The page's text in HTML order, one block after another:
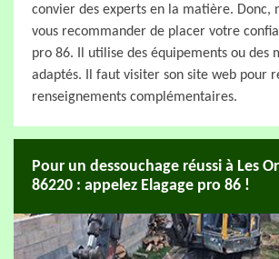
convier des experts en la matière. Donc,
vous recommander de placer votre
pro 86. Il utilise des équipements ou des
adaptés. Il faut visiter son site web pour
renseignements complémentaires.
Pour un dessouchage réussi à Les
86220 : appelez Elagage pro 86 !